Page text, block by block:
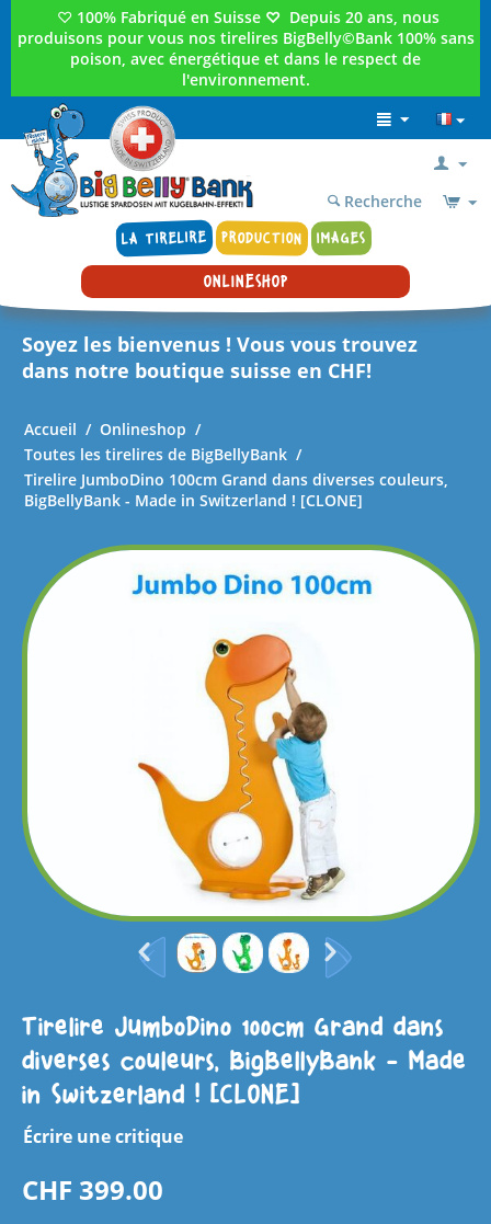
♡ 100% Fabriqué en Suisse ♡ Depuis 20 ans, nous
produisons pour vous nos tirelires BigBelly©Bank 100% sans
poison, avec énergétique et dans le respect de
l'environnement.
LA TIRELIRE PRODUCTION IMAGES
Recherche
ONLINESHOP
Soyez les bienvenus ! Vous vous trouvez
dans notre boutique suisse en CHF!
Accueil / Onlineshop /
Toutes les tirelires de BigBellyBank /
Tirelire JumboDino 100cm Grand dans diverses couleurs,
BigBellyBank - Made in Switzerland ! [CLONE]
Tirelire JumboDino 100cm Grand dans
diverses couleurs, BigBellyBank - Made
in Switzerland ! [CLONE]
Écrire une critique
CHF 399.00